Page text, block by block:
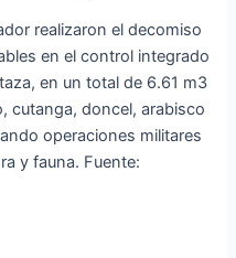
realizaron el decomiso
en el control integrado
en un total de 6.61 m3
cutanga, doncel, arabisco
operaciones militares
y fauna. Fuente: